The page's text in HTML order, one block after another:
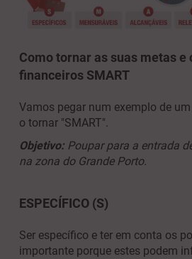
Como tornar as suas metas e
financeiros SMART
Vamos pegar num exemplo de
o tornar "SMART".
Objetivo: Poupar para a entrada
na zona do Grande Porto.
ESPECÍFICO (S)
Ser específico e ter em conta os
importante porque estes podem